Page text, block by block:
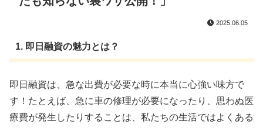
2025.06.05
1. 即日融資の魅力とは？
即日融資は、急な出費が必要な時に本当に心強い味方で
す！たとえば、急に車の修理が必要になったり、思わぬ医
療費が発生したりすることは、私たちの生活ではよくある